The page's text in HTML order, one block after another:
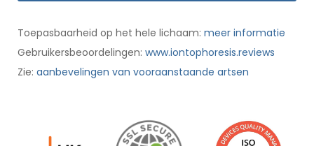
Toepasbaarheid op het hele lichaam: meer informatie
Gebruikersbeoordelingen: www.iontophoresis.reviews
Zie: aanbevelingen van vooraanstaande artsen